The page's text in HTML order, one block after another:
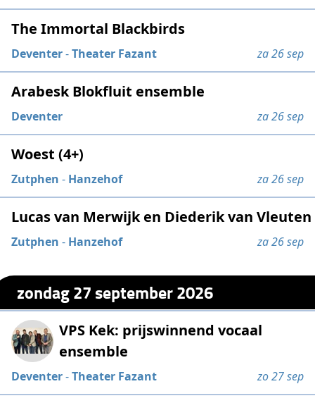
The Immortal Blackbirds
Deventer-Theater Fazant za 26 sep
Arabesk Blokfluit ensemble
Deventer za 26 sep
Woest (4+)
Zutphen - Hanzehof za 26 sep
Lucas van Merwijk en Diederik van Vleuten
Zutphen - Hanzehof za 26 sep
zondag 27 september 2026
VPS Kek: prijswinnend vocaal
ensemble
Deventer-Theater Fazant zo 27 sep